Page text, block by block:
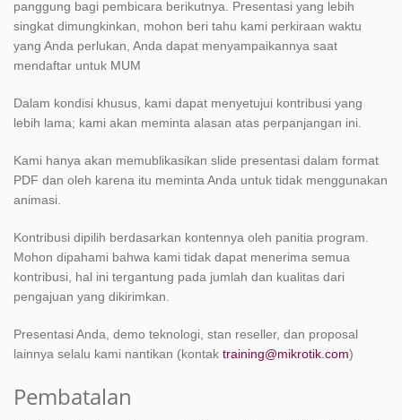
panggung bagi pembicara berikutnya. Presentasi yang lebih
singkat dimungkinkan, mohon beri tahu kami perkiraan waktu
yang Anda perlukan, Anda dapat menyampaikannya saat
mendaftar untuk MUM
Dalam kondisi khusus, kami dapat menyetujui kontribusi yang
lebih lama; kami akan meminta alasan atas perpanjangan ini.
Kami hanya akan memublikasikan slide presentasi dalam format
PDF dan oleh karena itu meminta Anda untuk tidak menggunakan
animasi.
Kontribusi dipilih berdasarkan kontennya oleh panitia program.
Mohon dipahami bahwa kami tidak dapat menerima semua
kontribusi, hal ini tergantung pada jumlah dan kualitas dari
pengajuan yang dikirimkan.
Presentasi Anda, demo teknologi, stan reseller, dan proposal
lainnya selalu kami nantikan (kontak training@mikrotik.com)
Pembatalan